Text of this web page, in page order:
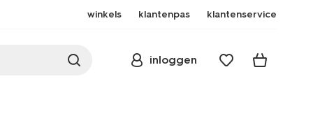
winkels klantenpas klantenservice
inloggen